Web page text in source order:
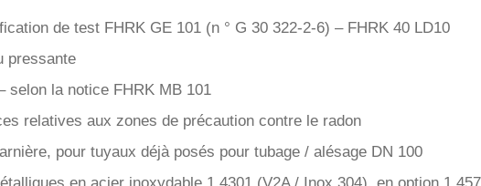
de test FHRK GE 101 (n ° G 30 322-2-6) – FHRK 40 LD10
pressante
selon la notice FHRK MB 101
relatives aux zones de précaution contre le radon
pour tuyaux déjà posés pour tubage / alésage DN 100